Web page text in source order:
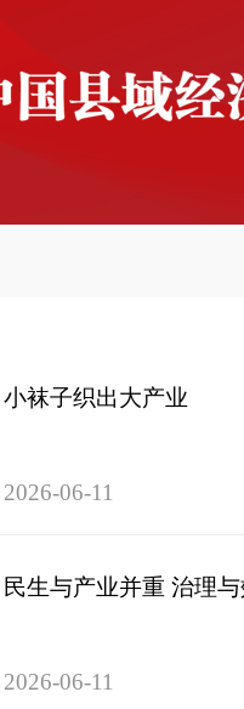
小袜子织出大产业
2026-06-11
民生与产业并重 治理
2026-06-11